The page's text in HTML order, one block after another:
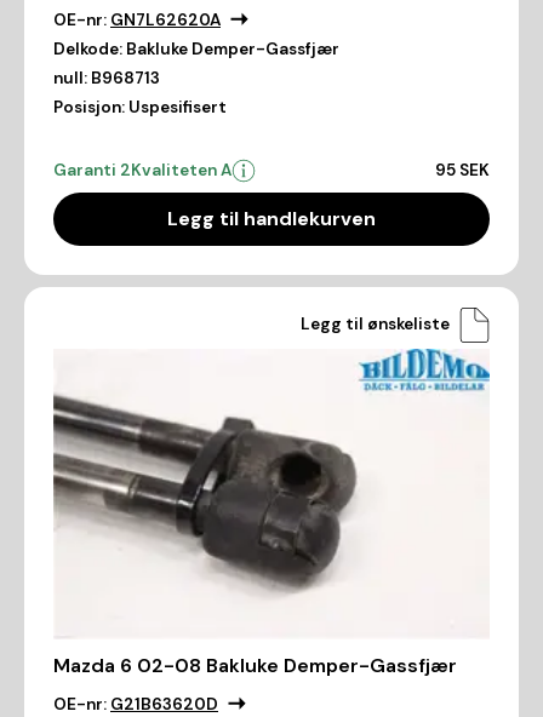
OE-nr: GN7L62620A
Delkode: Bakluke Demper-Gassfjær
null: B968713
Posisjon: Uspesifisert
Garanti 2Kvaliteten A 95 SEK
Legg til handlekurven
Legg til ønskeliste
Mazda 6 02-08 Bakluke Demper-Gassfjær
OE-nr: G21B63620D